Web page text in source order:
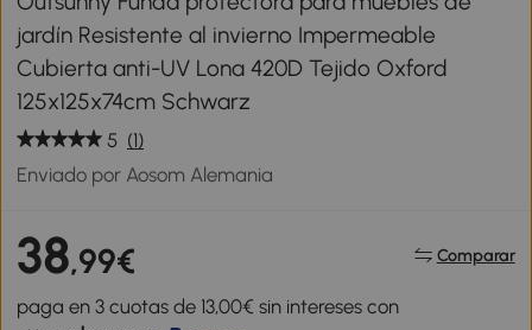
jardín Resistente al invierno Impermeable
Cubierta anti-UV Lona 420D Tejido Oxford
125x125x74cm Schwarz
5 (1)
Enviado por Aosom Alemania
38,99€ Comparar
paga en 3 cuotas de 13,00€ sin intereses con